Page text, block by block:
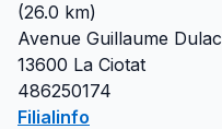
(26.0 km)
Avenue Guillaume Dulac
13600 La Ciotat
486250174
Filialinfo